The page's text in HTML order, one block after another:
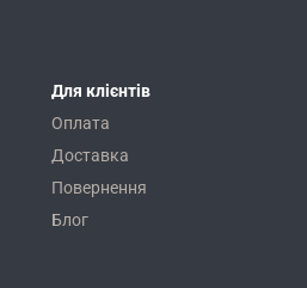
Для клієнтів
Оплата
Доставка
Повернення
Блог